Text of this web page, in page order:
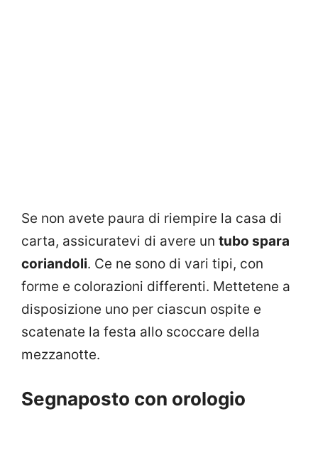
Se non avete paura di riempire la casa di
carta, assicuratevi di avere un tubo spara
coriandoli. Ce ne sono di vari tipi, con
forme e colorazioni differenti. Mettetene a
disposizione uno per ciascun ospite e
scatenate la festa allo scoccare della
mezzanotte.
Segnaposto con orologio